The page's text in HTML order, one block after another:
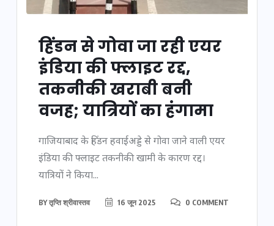
हिंडन से गोवा जा रही एयर
इंडिया की फ्लाइट रद्द,
तकनीकी खराबी बनी
वजह; यात्रियों का हंगामा
गाजियाबाद के हिंडन हवाईअड्डे से गोवा जाने वाली एयर
इंडिया की फ्लाइट तकनीकी खामी के कारण रद्द।
यात्रियों ने किया...
BYतृप्ति श्रीवास्तव 16 जून 2025 0 COMMENT